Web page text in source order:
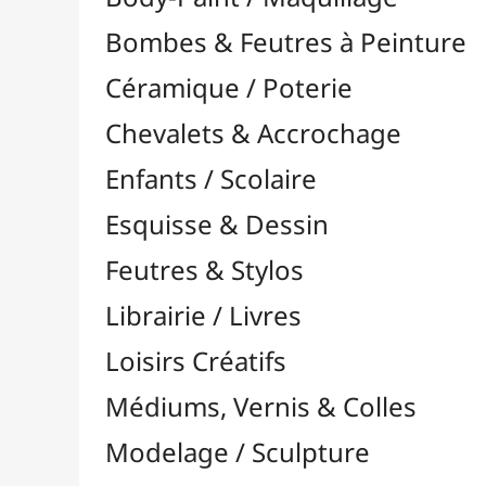
Feutres & Stylos
Librairie / Livres
Loisirs Créatifs
Médiums, Vernis & Colles
Modelage / Sculpture
Peintures / Couleurs
Résines / Moulage
Supports Dessin & Peinture
Transport / Rangement
Vannerie / Rotin
Papeterie & Bureau